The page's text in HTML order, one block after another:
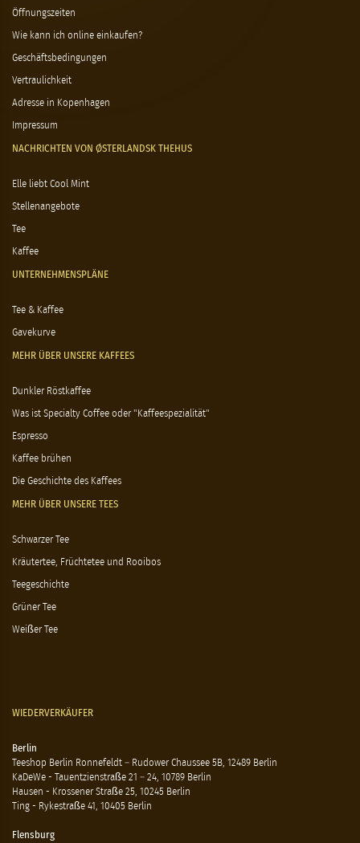
Öffnungszeiten
Wie kann ich online einkaufen?
Geschäftsbedingungen
Vertraulichkeit
Adresse in Kopenhagen
Impressum
NACHRICHTEN VON ØSTERLANDSK THEHUS
Elle liebt Cool Mint
Stellenangebote
Tee
Kaffee
UNTERNEHMENSPLÄNE
Tee & Kaffee
Gavekurve
MEHR ÜBER UNSERE KAFFEES
Dunkler Röstkaffee
Was ist Specialty Coffee oder "Kaffeespezialität"
Espresso
Kaffee brühen
Die Geschichte des Kaffees
MEHR ÜBER UNSERE TEES
Schwarzer Tee
Kräutertee, Früchtetee und Rooibos
Teegeschichte
Grüner Tee
Weißer Tee
WIEDERVERKÄUFER
Berlin
Teeshop Berlin Ronnefeldt – Rudower Chaussee 5B, 12489 Berlin
KaDeWe - Tauentzienstraße 21 – 24, 10789 Berlin
Hausen - Krossener Straße 25, 10245 Berlin
Ting - Rykestraße 41, 10405 Berlin
Flensburg